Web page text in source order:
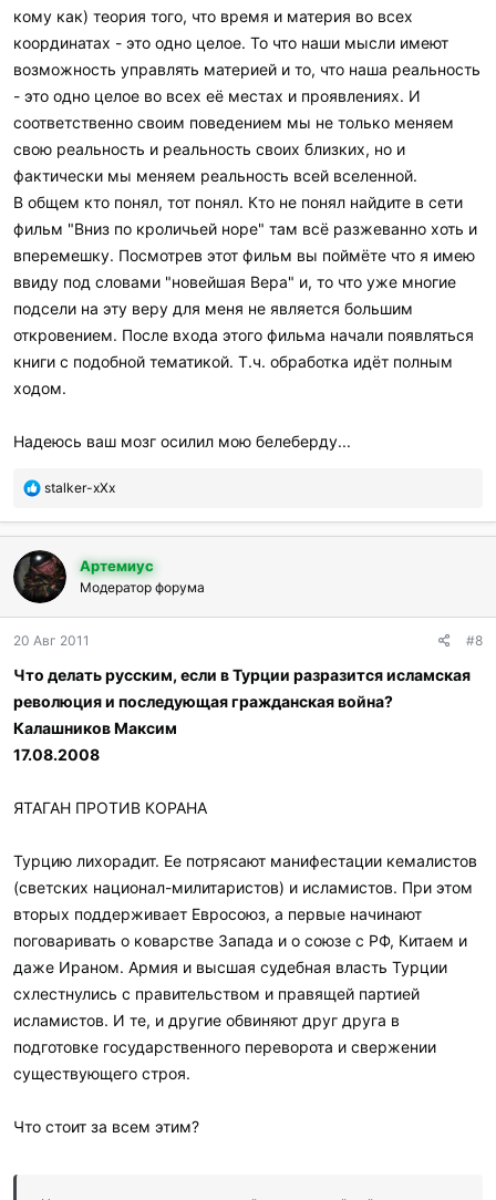
кому как) теория того, что время и материя во всех
координатах - это одно целое. То что наши мысли имеют
возможность управлять материей и то, что наша реальность
- это одно целое во всех её местах и проявлениях. И
соответственно своим поведением мы не только меняем
свою реальность и реальность своих близких, но и
фактически мы меняем реальность всей вселенной.
В общем кто понял, тот понял. Кто не понял найдите в сети
фильм "Вниз по кроличьей норе" там всё разжеванно хоть и
вперемешку. Посмотрев этот фильм вы поймёте что я имею
ввиду под словами "новейшая Вера" и, то что уже многие
подсели на эту веру для меня не является большим
откровением. После входа этого фильма начали появляться
книги с подобной тематикой. Т.ч. обработка идёт полным
ходом.
Надеюсь ваш мозг осилил мою белеберду...
П
б
л
а
г
о
а
и
л
и
:
stalker-xXx
Артемиус
Модератор форума
20 Авг 2011 #8
Что делать русским, если в Турции разразится исламская
революция и последующая гражданская война?
Калашников Максим
17.08.2008
ЯТАГАН ПРОТИВ КОРАНА
Турцию лихорадит. Ее потрясают манифестации кемалистов
(светских национал-милитаристов) и исламистов. При этом
вторых поддерживает Евросоюз, а первые начинают
поговаривать о коварстве Запада и о союзе с РФ, Китаем и
даже Ираном. Армия и высшая судебная власть Турции
схлестнулись с правительством и правящей партией
исламистов. И те, и другие обвиняют друг друга в
подготовке государственного переворота и свержении
существующего строя.
Что стоит за всем этим?